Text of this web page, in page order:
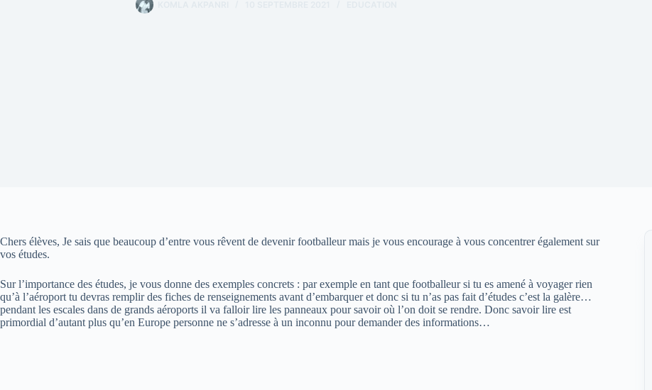
Chers élèves, Je sais que beaucoup d’entre vous rêvent de devenir footballeur mais je vous encourage à vous concentrer également sur
vos études.
Sur l’importance des études, je vous donne des exemples concrets : par exemple en tant que footballeur si tu es amené à voyager rien
qu’à l’aéroport tu devras remplir des fiches de renseignements avant d’embarquer et donc si tu n’as pas fait d’études c’est la galère…
pendant les escales dans de grands aéroports il va falloir lire les panneaux pour savoir où l’on doit se rendre. Donc savoir lire est
primordial d’autant plus qu’en Europe personne ne s’adresse à un inconnu pour demander des informations…